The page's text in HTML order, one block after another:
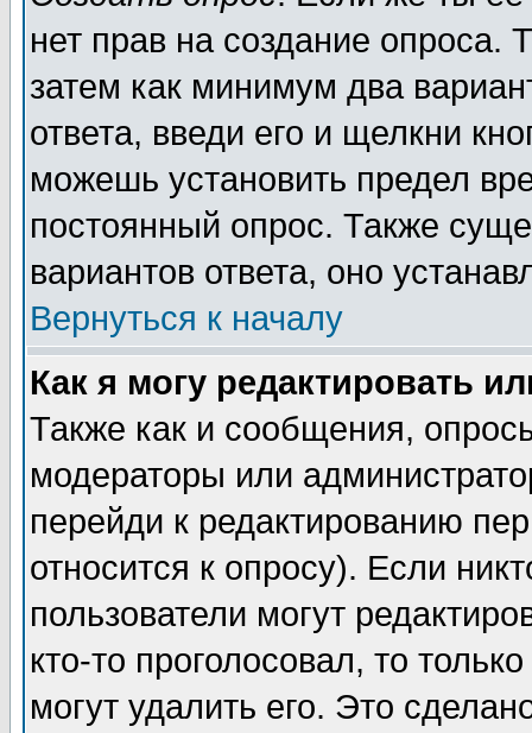
нет прав на создание опроса.
затем как минимум два
ответа, введи его и щелкни
можешь установить предел
постоянный опрос. Также
вариантов ответа, оно
Вернуться к началу
Как я могу редактировать
Также как и сообщения,
модераторы или
перейди к редактированию
относится к опросу). Если
пользователи могут
кто-то проголосовал, то
могут удалить его. Это